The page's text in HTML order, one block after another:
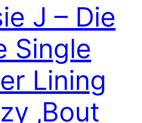
J – Die
Single
Lining
‚Bout